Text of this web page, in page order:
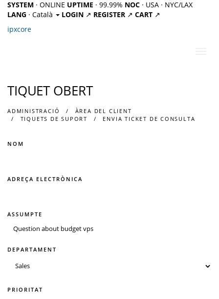
SYSTEM · ONLINE UPTIME · 99.99% NOC · USA · NYC/LAX
LANG · Català LOGIN ↗ REGISTER ↗ CART ↗
ipxcore
TIQUET OBERT
ADMINISTRACIÓ
ÀREA DEL CLIENT
TIQUETS DE SUPORT
ENVIA TICKET DE CONSULTA
NOM
ADREÇA ELECTRÒNICA
ASSUMPTE
DEPARTAMENT
PRIORITAT